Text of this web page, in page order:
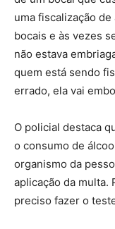
uma fiscalização
bocais e às vezes
não estava
quem está sendo
errado, ela vai
O policial destaca
o consumo de
organismo da
aplicação da multa.
preciso fazer o